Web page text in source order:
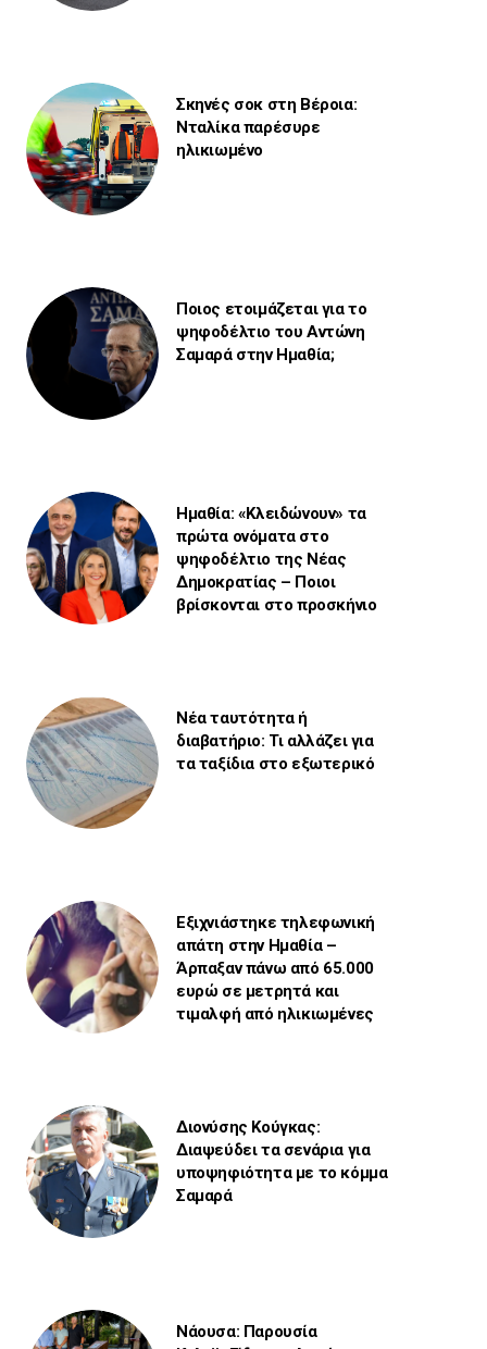
Σκηνές σοκ στη Βέροια:
Νταλίκα παρέσυρε
ηλικιωμένο
Ποιος ετοιμάζεται για το
ψηφοδέλτιο του Αντώνη
Σαμαρά στην Ημαθία;
Ημαθία: «Κλειδώνουν» τα
πρώτα ονόματα στο
ψηφοδέλτιο της Νέας
Δημοκρατίας – Ποιοι
βρίσκονται στο προσκήνιο
Νέα ταυτότητα ή
διαβατήριο: Τι αλλάζει για
τα ταξίδια στο εξωτερικό
Εξιχνιάστηκε τηλεφωνική
απάτη στην Ημαθία –
Άρπαξαν πάνω από 65.000
ευρώ σε μετρητά και
τιμαλφή από ηλικιωμένες
Διονύσης Κούγκας:
Διαψεύδει τα σενάρια για
υποψηφιότητα με το κόμμα
Σαμαρά
Νάουσα: Παρουσία